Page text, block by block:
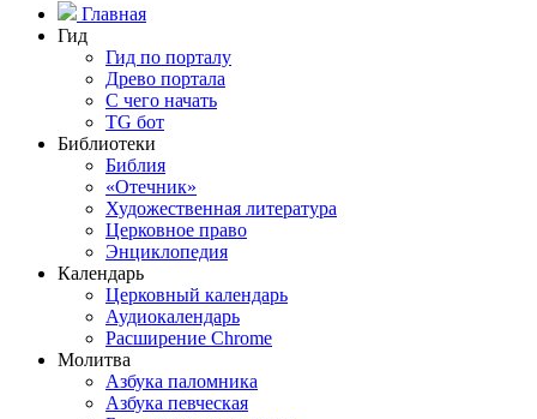
Главная
Гид
Гид по порталу
Древо портала
С чего начать
TG бот
Библиотеки
Библия
«Отечник»
Художественная литература
Церковное право
Энциклопедия
Календарь
Церковный календарь
Аудиокалендарь
Расширение Chrome
Молитва
Азбука паломника
Азбука певческая